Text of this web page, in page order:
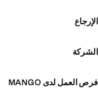
الإرجاع
الشركة
فرص العمل لدى MANGO